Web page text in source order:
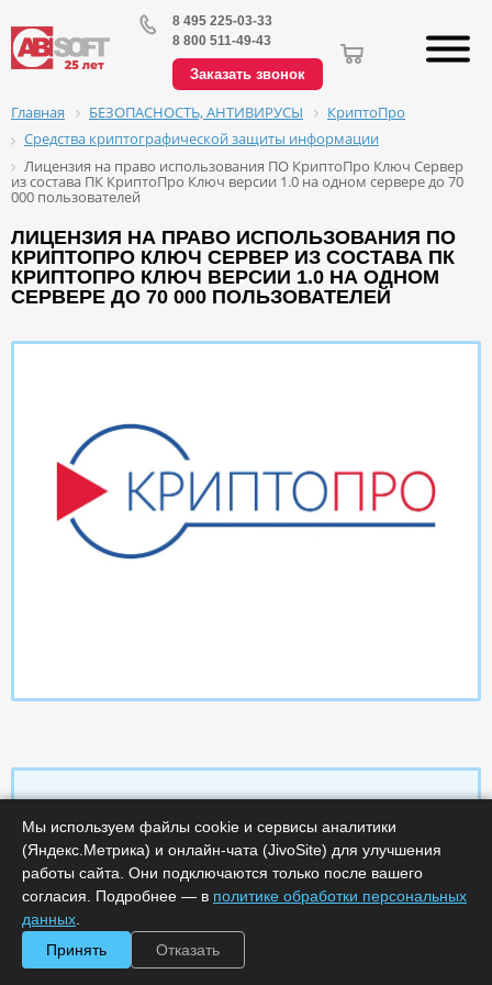
8 495 225-03-33
8 800 511-49-43
Заказать звонок
Главная БЕЗОПАСНОСТЬ, АНТИВИРУСЫ
КриптоПро
Средства криптографической защиты информации
Лицензия на право использования ПО КриптоПро Ключ Сервер
из состава ПК КриптоПро Ключ версии 1.0 на одном сервере до 70
000 пользователей
ЛИЦЕНЗИЯ НА ПРАВО ИСПОЛЬЗОВАНИЯ ПО
КРИПТОПРО КЛЮЧ СЕРВЕР ИЗ СОСТАВА ПК
КРИПТОПРО КЛЮЧ ВЕРСИИ 1.0 НА ОДНОМ
СЕРВЕРЕ ДО 70 000 ПОЛЬЗОВАТЕЛЕЙ
Характеристики
Срок поставки, дней :14
Код :
0000-358631
Обработка заказа :
Мы используем файлы cookie и сервисы аналитики
(Яндекс.Метрика) и онлайн-чата (JivoSite) для улучшения
работы сайта. Они подключаются только после вашего
согласия. Подробнее — в политике обработки персональных
данных
Принять
Отказать